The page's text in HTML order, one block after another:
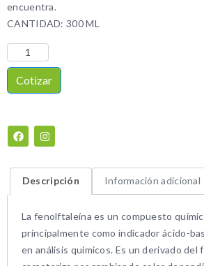
encuentra.
CANTIDAD: 300 ML
Cotizar
Descripción Información adicional
La fenolftaleína es un compuesto
principalmente como indicador ácido-
en análisis químicos. Es un derivado del